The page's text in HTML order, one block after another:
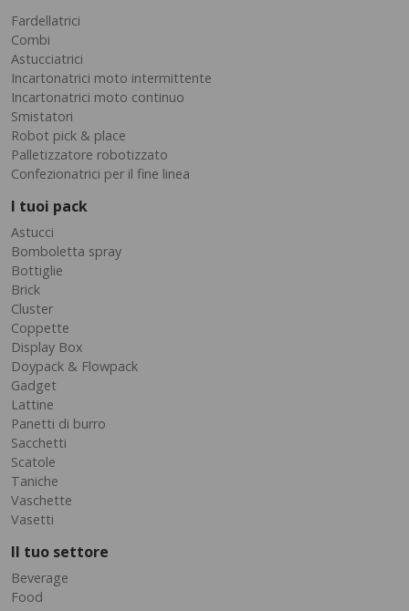
Fardellatrici
Combi
Astucciatrici
Incartonatrici moto intermittente
Incartonatrici moto continuo
Smistatori
Robot pick & place
Palletizzatore robotizzato
Confezionatrici per il fine linea
I tuoi pack
Astucci
Bomboletta spray
Bottiglie
Brick
Cluster
Coppette
Display Box
Doypack & Flowpack
Gadget
Lattine
Panetti di burro
Sacchetti
Scatole
Taniche
Vaschette
Vasetti
Il tuo settore
Beverage
Food